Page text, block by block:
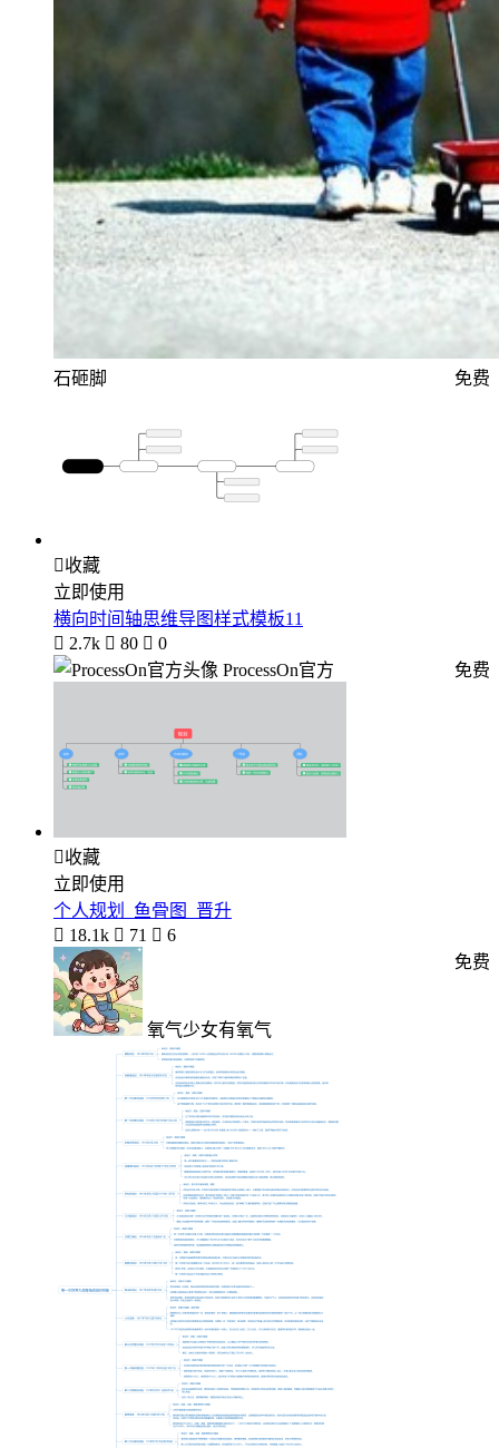
石砸脚 免费
收藏
立即使用
横向时间轴思维导图样式模板11
 2.7k  80  0
ProcessOn官方
免费
收藏
立即使用
个人规划_鱼骨图_晋升
 18.1k  71  6
氧气少女有氧气
免费